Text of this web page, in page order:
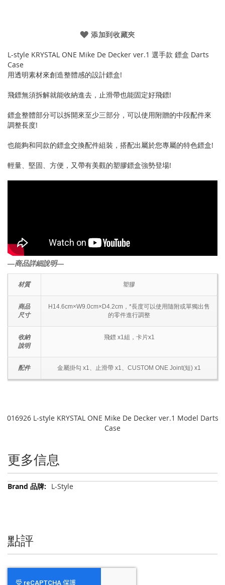
添加到收藏夾
L-style KRYSTAL ONE Mike De Decker ver.1 選手款 鏢盒 Darts
Case
用透明素材來創造整體感的設計鏢盒!
飛鏢無須拆解就能收納進去，止滑帶也能固定好飛鏢!
鏢盒整體部分可以拆開來至少三部分，可以使用附贈的中段配件來
調整長度!
也能夠和同款的鏢盒交換配件組裝，搭配出屬於您專屬的特色鏢盒!
輕量、堅固、方便，又帶有美觀的塑膠鏢盒強勢登場!
―商品詳細說明―
材質 塑膠
商品
尺寸
H14.6cm×W9.0cm×D4.2cm，*長度可以使用隨附或單獨出售
的零件進行調整
收納
說明
飛鏢 x1組，卡片x1
配件 金屬掛勾 x1、止滑帶 x1、CUSTOM ONE Joint(短) x1
016926 L-style KRYSTAL ONE Mike De Decker ver.1 Model Darts
Case
更多信息
更
L-Style
點評